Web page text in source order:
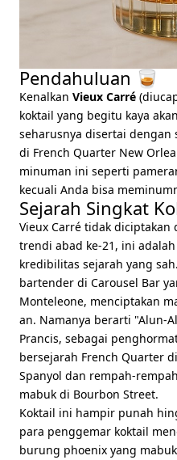
Pendahuluan 🥃
Kenalkan Vieux Carré
koktail yang begitu kaya
seharusnya disertai dengan
di French Quarter New
minuman ini seperti
kecuali Anda bisa
Sejarah Singkat
Vieux Carré tidak
trendi abad ke-21, ini
kredibilitas sejarah yang
bartender di Carousel Bar
Monteleone, menciptakan
an. Namanya berarti "Alun-
Prancis, sebagai
bersejarah French Quarter
Spanyol dan rempah-
mabuk di Bourbon Street.
Koktail ini hampir punah
para penggemar koktail
burung phoenix yang